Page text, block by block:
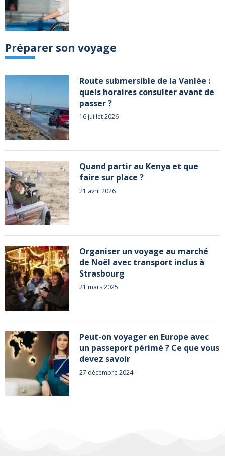
Préparer son voyage
Route submersible de la Vanlée :
quels horaires consulter avant de
passer ?
16 juillet 2026
Quand partir au Kenya et que
faire sur place ?
21 avril 2026
Organiser un voyage au marché
de Noël avec transport inclus à
Strasbourg
21 mars 2025
Peut-on voyager en Europe avec
un passeport périmé ? Ce que vous
devez savoir
27 décembre 2024